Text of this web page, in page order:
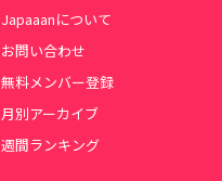
Japaaanについて
お問い合わせ
無料メンバー登録
月別アーカイブ
週間ランキング